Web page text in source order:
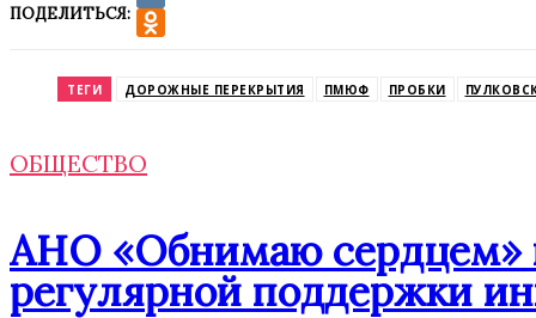
ПОДЕЛИТЬСЯ:
VK
ТЕГИ ДОРОЖНЫЕ ПЕРЕКРЫТИЯ ПМЮФ ПРОБКИ
ОБЩЕСТВО
АНО «Обнимаю сердцем»
регулярной поддержки